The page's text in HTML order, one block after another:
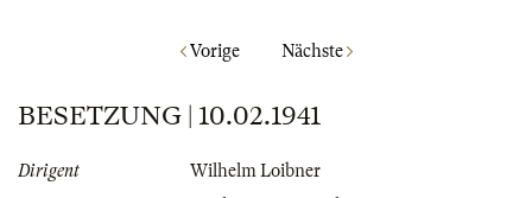
Vorige Nächste
BESETZUNG | 10.02.1941
Dirigent
Wilhelm Loibner